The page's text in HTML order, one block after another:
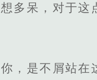
多呆，对于这
，是不屑站在